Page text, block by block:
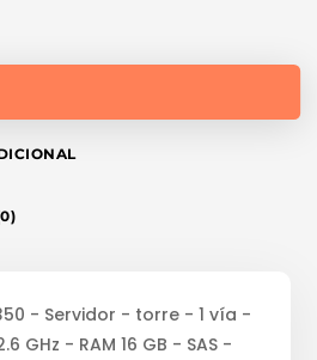
- Servidor - torre - 1 vía -
GHz - RAM 16 GB - SAS -